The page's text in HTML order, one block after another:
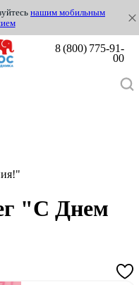
нашим мобильным
8 (800) 775-91-
00
"С Днем